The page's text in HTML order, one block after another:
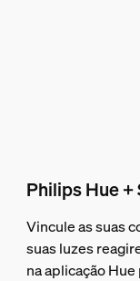
Philips Hue +
Vincule as suas
suas luzes
na aplicação